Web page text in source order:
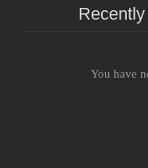
You have